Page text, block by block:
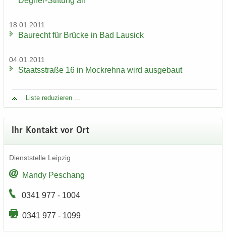
18.01.2011
Bau­recht für Brü­cke in Bad Lau­sick
04.01.2011
Staats­stra­ße 16 in Mock­reh­na wird aus­ge­baut
Liste re­du­zie­ren ...
Ihr Kon­takt vor Ort
Dienst­stel­le Leip­zig
Mandy Peschang
0341 977 - 1004
0341 977 - 1099